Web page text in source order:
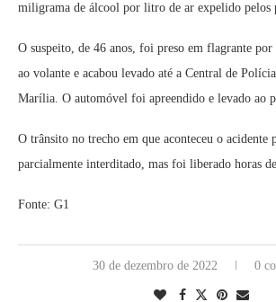
miligrama de álcool por litro de ar expelido pelos
O suspeito, de 46 anos, foi preso em flagrante por
ao volante e acabou levado até a Central de
Marília. O automóvel foi apreendido e levado ao
O trânsito no trecho em que aconteceu o acidente
parcialmente interditado, mas foi liberado horas
Fonte: G1
30 de dezembro de 2022 0